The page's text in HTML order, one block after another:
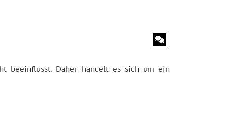
beeinflusst. Daher handelt es sich um ein